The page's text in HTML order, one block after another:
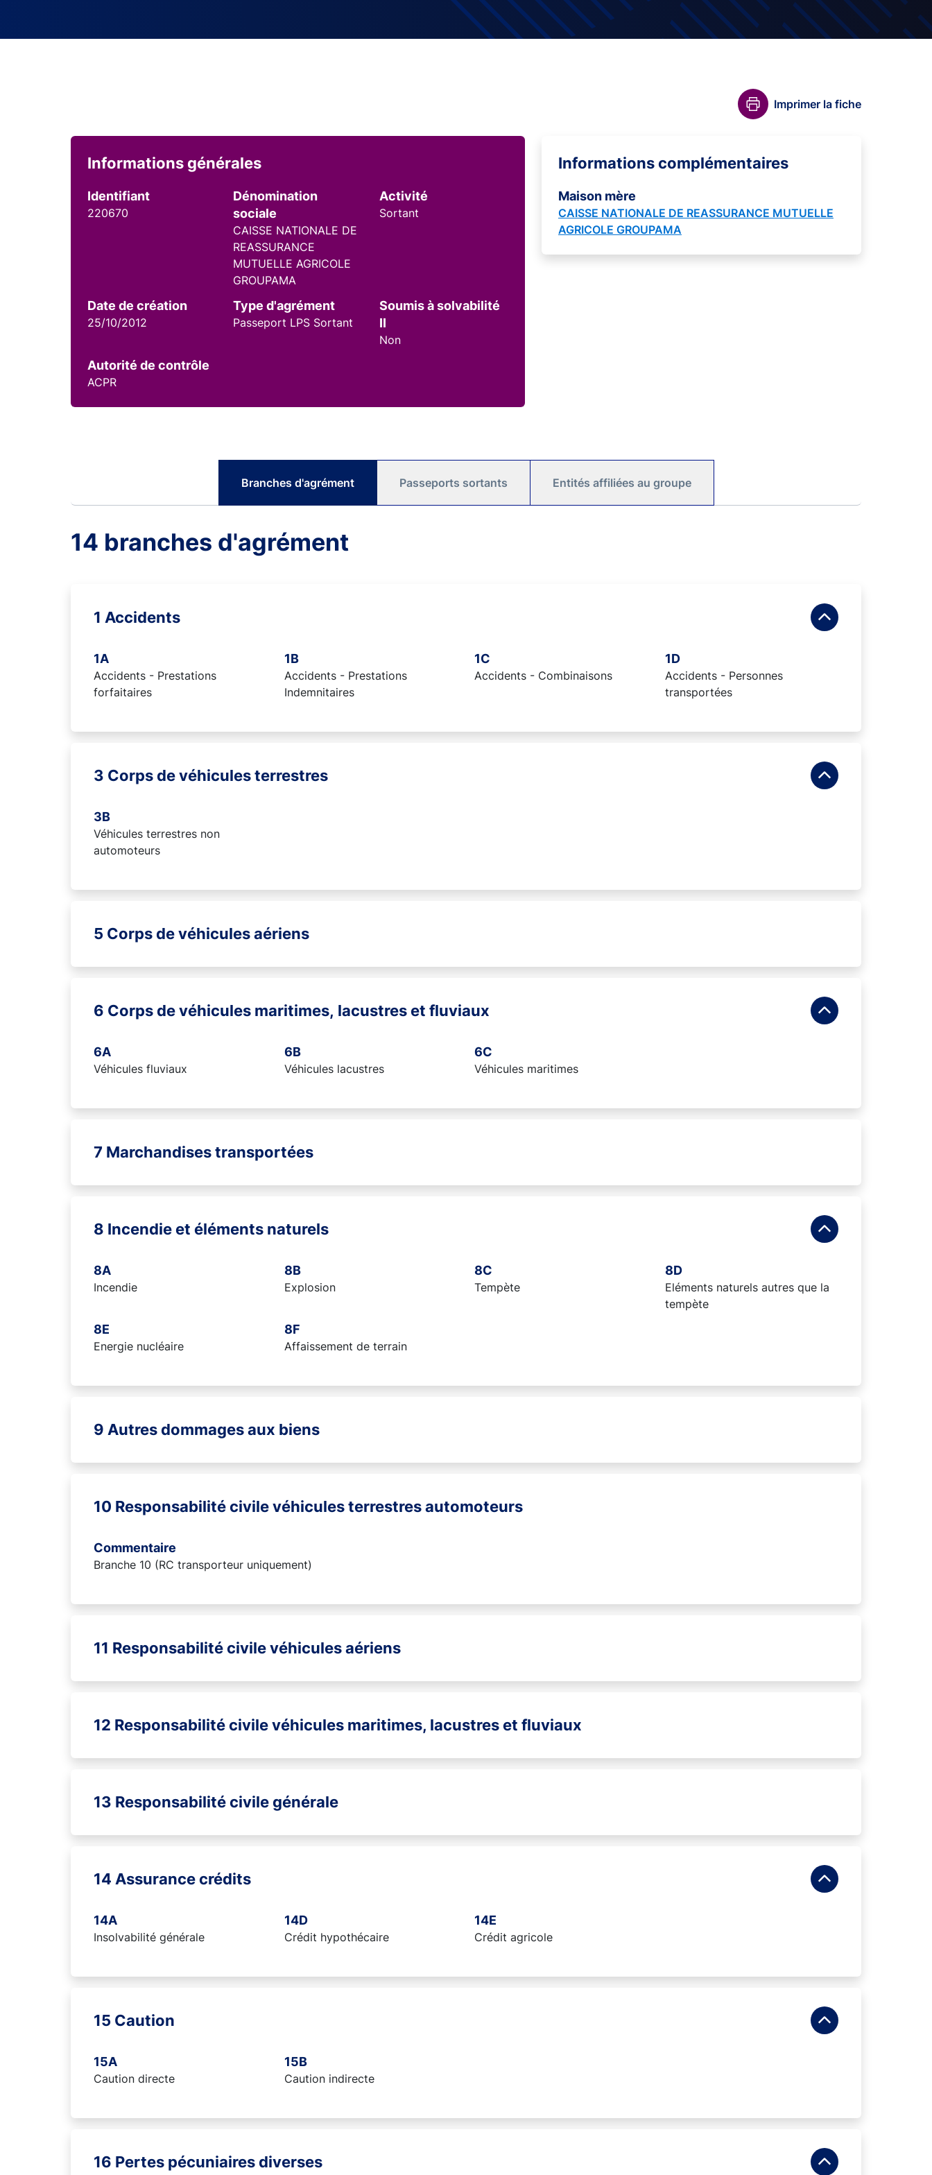
Imprimer la fiche
Informations générales
Identifiant
220670
Dénomination
sociale
CAISSE NATIONALE DE
REASSURANCE
MUTUELLE AGRICOLE
GROUPAMA
Activité
Sortant
Date de création
25/10/2012
Type d'agrément
Passeport LPS Sortant
Soumis à solvabilité
II
Non
Autorité de contrôle
ACPR
Informations complémentaires
Maison mère
CAISSE NATIONALE DE REASSURANCE MUTUELLE
AGRICOLE GROUPAMA
Branches d'agrément Passeports sortants Entités affiliées au groupe
14 branches d'agrément
1 Accidents
1A
Accidents - Prestations
forfaitaires
1B
Accidents - Prestations
Indemnitaires
1C
Accidents - Combinaisons
1D
Accidents - Personnes
transportées
3 Corps de véhicules terrestres
3B
Véhicules terrestres non
automoteurs
5 Corps de véhicules aériens
6 Corps de véhicules maritimes, lacustres et fluviaux
6A
Véhicules fluviaux
6B
Véhicules lacustres
6C
Véhicules maritimes
7 Marchandises transportées
8 Incendie et éléments naturels
8A
Incendie
8B
Explosion
8C
Tempète
8D
Eléments naturels autres que la
tempète
8E
Energie nucléaire
8F
Affaissement de terrain
9 Autres dommages aux biens
10 Responsabilité civile véhicules terrestres automoteurs
Commentaire
Branche 10 (RC transporteur uniquement)
11 Responsabilité civile véhicules aériens
12 Responsabilité civile véhicules maritimes, lacustres et fluviaux
13 Responsabilité civile générale
14 Assurance crédits
14A
Insolvabilité générale
14D
Crédit hypothécaire
14E
Crédit agricole
15 Caution
15A
Caution directe
15B
Caution indirecte
16 Pertes pécuniaires diverses